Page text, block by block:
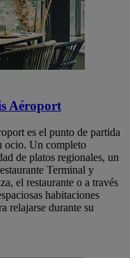
Aéroport
es el punto de partida
ocio. Un completo
de platos regionales, un
Terminal y
el restaurante o a través
habitaciones
relajarse durante su